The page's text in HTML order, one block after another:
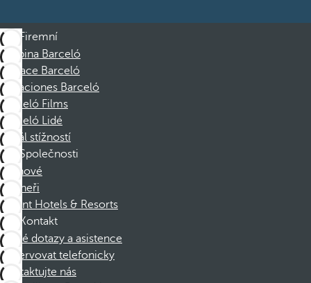
Firemní
Skupina Barceló
Nadace Barceló
Vacaciones Barceló
Barceló Films
Barceló Lidé
Kanál stížností
Společnosti
Členové
Partneři
Dorint Hotels & Resorts
Kontakt
Časté dotazy a asistence
Rezervovat telefonicky
Kontaktujte nás